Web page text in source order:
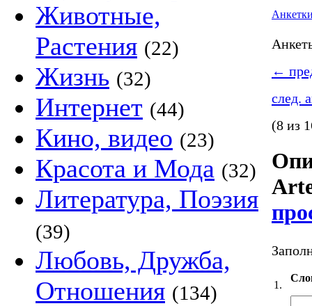
Животные,
Растения (22)
Жизнь (32)
Интернет (44)
Кино, видео (23)
Красота и Мода (32)
Литература, Поэзия
(39)
Любовь, Дружба,
Отношения (134)
←
след.
(8 из
1.